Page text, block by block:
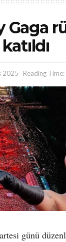
Gaga
2025 Reading
günü